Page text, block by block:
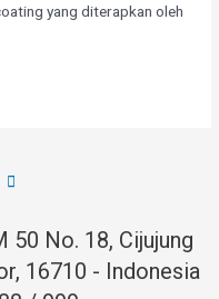
yang diterapkan oleh
50 No. 18, Cijujung
16710 - Indonesia